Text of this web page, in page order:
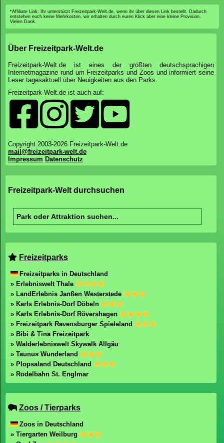
*Affiliate Link: Ihr unterstützt Freizeitpark-Welt.de, wenn ihr über diesen Link bestellt. Dadurch
entstehen euch keine Mehrkosten, wir erhalten durch euren Klick aber eine kleine Provision.
Vielen Dank.
Über Freizeitpark-Welt.de
Freizeitpark-Welt.de ist eines der größten deutschsprachigen
Internetmagazine rund um Freizeitparks und Zoos und informiert seine
Leser tagesaktuell über Neuigkeiten aus den Parks.
Freizeitpark-Welt.de ist auch auf:
Copyright 2003-2026 Freizeitpark-Welt.de
mail@freizeitpark-welt.de
Impressum Datenschutz
Freizeitpark-Welt durchsuchen
Freizeitparks
Freizeitparks in Deutschland
» Erlebniswelt Thale
» LandErlebnis Janßen Westerstede
» Karls Erlebnis-Dorf Döbeln
» Karls Erlebnis-Dorf Rövershagen
» Freizeitpark Ravensburger Spieleland
» Bibi & Tina Freizeitpark
» Walderlebniswelt Skywalk Allgäu
» Taunus Wunderland
» Plopsaland Deutschland
» Rodelbahn St. Englmar
Zoos / Tierparks
Zoos in Deutschland
» Tiergarten Weilburg